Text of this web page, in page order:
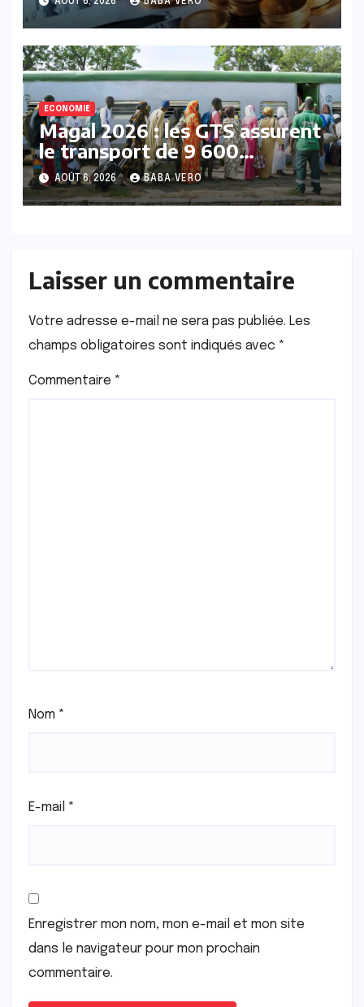
redressement
ECONOMIE
Magal 2026 : les GTS assurent
le transport de 9 600
voyageurs et affichent leur
satisfaction
AOÛT 6, 2026 BABA VERO
Laisser un commentaire
Votre adresse e-mail ne sera pas publiée. Les
champs obligatoires sont indiqués avec *
Commentaire *
Nom *
E-mail *
Enregistrer mon nom, mon e-mail et mon site
dans le navigateur pour mon prochain
commentaire.